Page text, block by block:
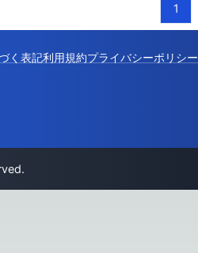
1
く表記利用規約プライバシーポリシー